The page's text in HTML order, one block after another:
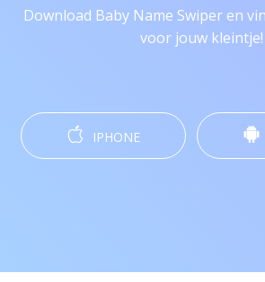
Download Baby Name Swiper en
voor jouw kleintje!
IPHONE